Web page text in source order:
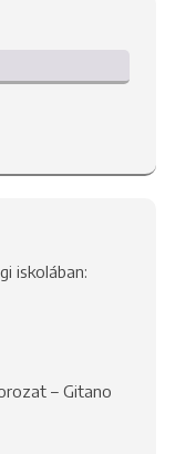
iskolában:
– Gitano